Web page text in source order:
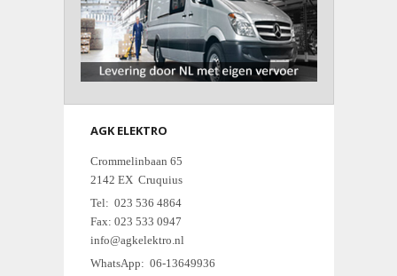
AGK ELEKTRO
Crommelinbaan 65
2142 EX Cruquius
Tel: 023 536 4864
Fax: 023 533 0947
info@agkelektro.nl
WhatsApp: 06-13649936